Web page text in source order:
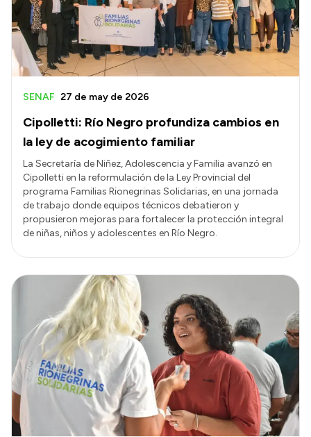
Cipolletti: Río Negro profundiza cambios en
la ley de acogimiento familiar
SENAF 27 de may de 2026
La Secretaría de Niñez, Adolescencia y Familia avanzó en
Cipolletti en la reformulación de la Ley Provincial del
programa Familias Rionegrinas Solidarias, en una jornada
de trabajo donde equipos técnicos debatieron y
propusieron mejoras para fortalecer la protección integral
de niñas, niños y adolescentes en Río Negro.